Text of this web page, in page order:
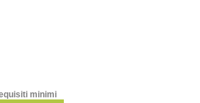
minimi